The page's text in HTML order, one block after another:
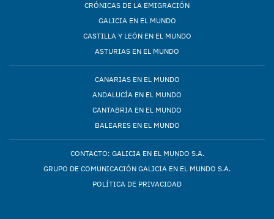
CRÓNICAS DE LA EMIGRACIÓN
GALICIA EN EL MUNDO
CASTILLA Y LEÓN EN EL MUNDO
ASTURIAS EN EL MUNDO
CANARIAS EN EL MUNDO
ANDALUCÍA EN EL MUNDO
CANTABRIA EN EL MUNDO
BALEARES EN EL MUNDO
CONTACTO: GALICIA EN EL MUNDO S.A.
GRUPO DE COMUNICACIÓN GALICIA EN EL MUNDO S.A.
POLÍTICA DE PRIVACIDAD